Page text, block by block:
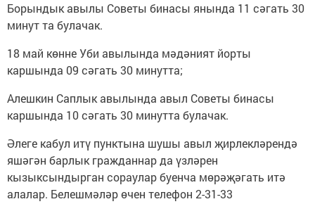
Борындык авылы Советы бинасы янында 11 сәгать 30
минут та булачак.
18 май көнне Уби авылында мәдәният йорты
каршында 09 сәгать 30 минутта;
Алешкин Саплык авылында авыл Советы бинасы
каршында 10 сәгать 30 минутта булачак.
Әлеге кабул итү пунктына шушы авыл җирлекләрендә
яшәгән барлык гражданнар да үзләрен
кызыксындырган сораулар буенча мөрәҗәгать итә
алалар. Белешмәләр өчен телефон 2-31-33